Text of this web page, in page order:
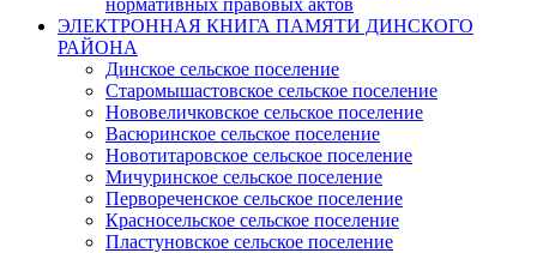
нормативных правовых актов
ЭЛЕКТРОННАЯ КНИГА ПАМЯТИ ДИНСКОГО
РАЙОНА
Динское сельское поселение
Старомышастовское сельское поселение
Нововеличковское сельское поселение
Васюринское сельское поселение
Новотитаровское сельское поселение
Мичуринское сельское поселение
Первореченское сельское поселение
Красносельское сельское поселение
Пластуновское сельское поселение